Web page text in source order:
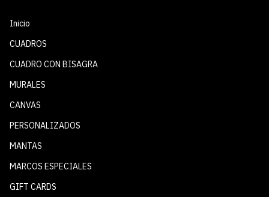
Inicio
CUADROS
CUADRO CON BISAGRA
MURALES
CANVAS
PERSONALIZADOS
MANTAS
MARCOS ESPECIALES
GIFT CARDS